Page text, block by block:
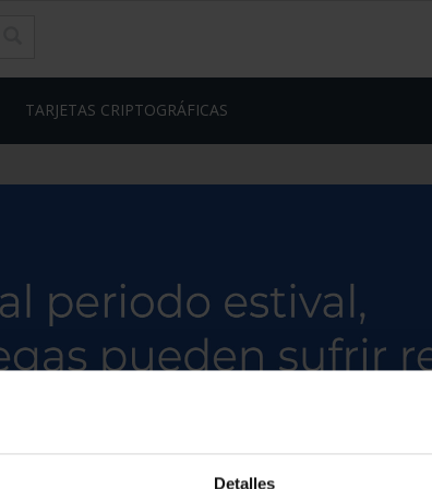
Detalles
TARJETAS CRIPTOGRÁFICAS